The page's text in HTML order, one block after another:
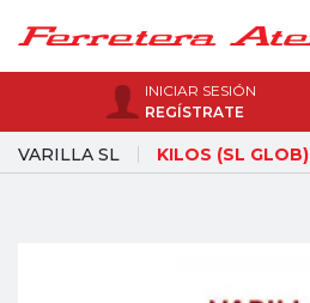
INICIAR SESIÓN
REGÍSTRATE
VARILLA SL KILOS (SL GLOB)